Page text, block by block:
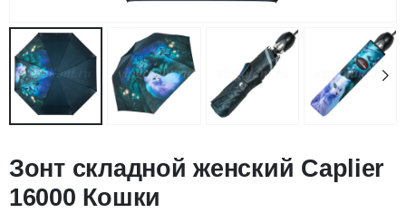
Зонт складной женский Caplier
16000 Кошки